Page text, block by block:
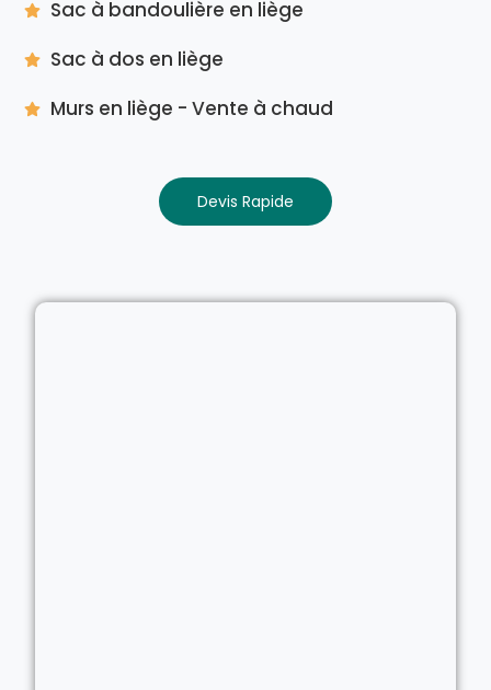
Sac à bandoulière en liège
Sac à dos en liège
Murs en liège - Vente à chaud
Devis Rapide